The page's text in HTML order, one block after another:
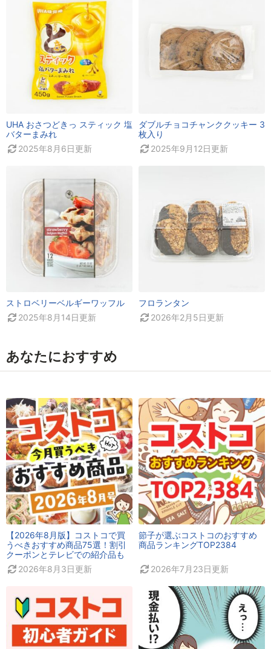
UHA おさつどきっ スティック 塩
バターまみれ
2025年8月6日更新
ダブルチョコチャンククッキー 3
枚入り
2025年9月12日更新
ストロベリーベルギーワッフル
2025年8月14日更新
フロランタン
2026年2月5日更新
あなたにおすすめ
【2026年8月版】コストコで買
うべきおすすめ商品75選！割引
クーポンとテレビでの紹介品も
2026年8月3日更新
節子が選ぶコストコのおすすめ
商品ランキングTOP2384
2026年7月23日更新